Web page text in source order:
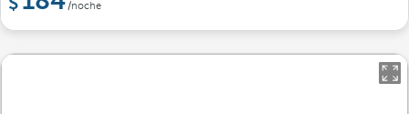
/noche